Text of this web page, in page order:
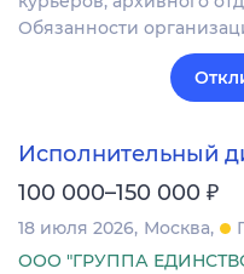
Обязанности
Исполнительный
100 000–150 000 ₽
18 июля 2026 Москва
ООО "ГРУППА